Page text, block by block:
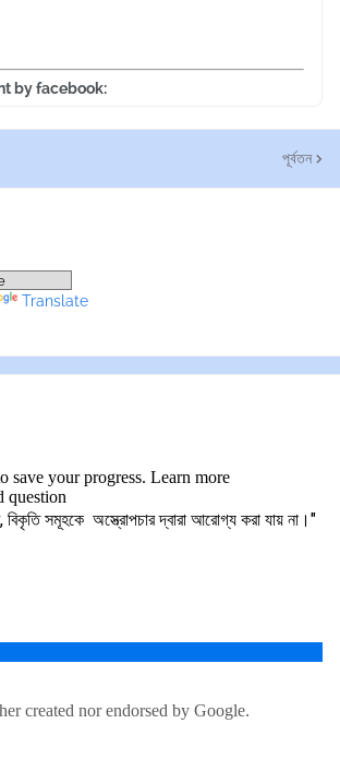
by facebook:
পূর্বতন
Translate